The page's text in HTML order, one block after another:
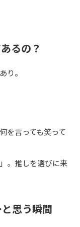
るの？
り。
を言っても笑って
。推しを選びに来
思う瞬間